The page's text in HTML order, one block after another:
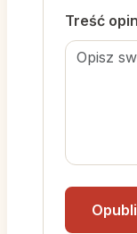
Treść